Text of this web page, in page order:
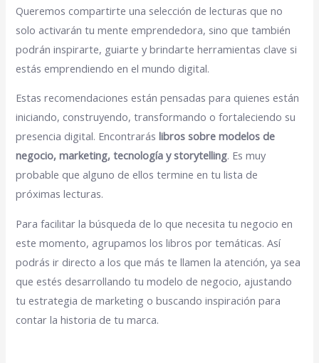
Queremos compartirte una selección de lecturas que no
solo activarán tu mente emprendedora, sino que también
podrán inspirarte, guiarte y brindarte herramientas clave si
estás emprendiendo en el mundo digital.
Estas recomendaciones están pensadas para quienes están
iniciando, construyendo, transformando o fortaleciendo su
presencia digital. Encontraráslibros sobre modelos de
negocio, marketing, tecnología y storytelling. Es muy
probable que alguno de ellos termine en tu lista de
próximas lecturas.
Para facilitar la búsqueda de lo que necesita tu negocio en
este momento, agrupamos los libros por temáticas. Así
podrás ir directo a los que más te llamen la atención, ya sea
que estés desarrollando tu modelo de negocio, ajustando
tu estrategia de marketing o buscando inspiración para
contar la historia de tu marca.